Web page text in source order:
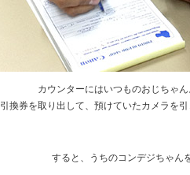
カウンターにはいつものおじちゃ
引換券を取り出して、預けていたカメラを
すると、うちのコンデジちゃん